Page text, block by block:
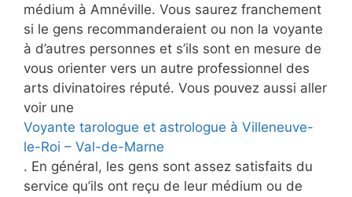
médium à Amnéville. Vous saurez franchement
si le gens recommanderaient ou non la voyante
à d’autres personnes et s’ils sont en mesure de
vous orienter vers un autre professionnel des
arts divinatoires réputé. Vous pouvez aussi aller
voir une
Voyante tarologue et astrologue à Villeneuve-
le-Roi – Val-de-Marne
. En général, les gens sont assez satisfaits du
service qu’ils ont reçu de leur médium ou de